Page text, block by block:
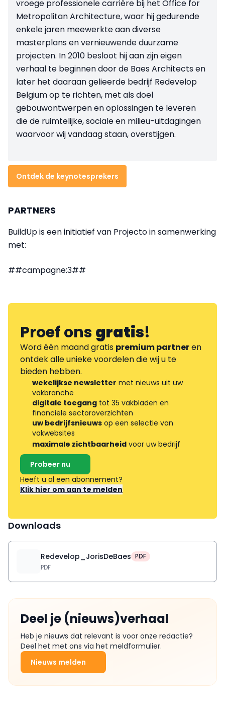
vroege professionele carrière bij het Office for
Metropolitan Architecture, waar hij gedurende
enkele jaren meewerkte aan diverse
masterplans en vernieuwende duurzame
projecten. In 2010 besloot hij aan zijn eigen
verhaal te beginnen door de Baes Architects en
later het daaraan gelieerde bedrijf Redevelop
Belgium op te richten, met als doel
gebouwontwerpen en oplossingen te leveren
die de ruimtelijke, sociale en milieu-uitdagingen
waarvoor wij vandaag staan, overstijgen.
Ontdek de keynotesprekers
PARTNERS
BuildUp is een initiatief van Projecto in samenwerking
met:
##campagne:3##
Proef onsgratis!
Word één maand gratis premium partneren
ontdek alle unieke voordelen die wij u te
bieden hebben.
wekelijkse newsletter met nieuws uit uw
vakbranche
digitale toegang tot 35 vakbladen en
financiële sectoroverzichten
uw bedrijfsnieuws op een selectie van
vakwebsites
maximale zichtbaarheid voor uw bedrijf
Probeer nu
Heeft u al een abonnement?
Klik hier om aan te melden
Downloads
Redevelop_JorisDeBaes PDF
PDF
Deel je (nieuws)verhaal
Heb je nieuws dat relevant is voor onze redactie?
Deel het met ons via het meldformulier.
Nieuws melden